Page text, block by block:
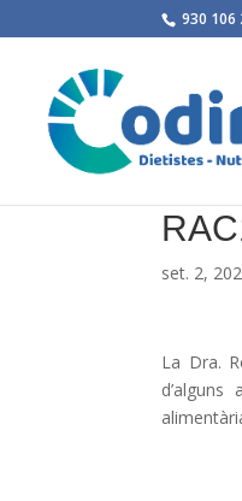
930 106
set. 2,
La Dra.